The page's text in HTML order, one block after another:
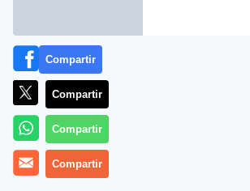
Más información
Compartir
Compartir
Compartir
Compartir